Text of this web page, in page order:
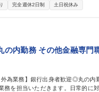
/在宅・リモート可
完全週休2日制 土日祝休み
の内勤務 その他金融専門
務を担当いただきます。日常的に